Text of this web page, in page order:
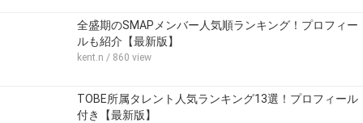
全盛期のSMAPメンバー人気順ランキング！プロフィー
ルも紹介【最新版】
kent.n / 860 view
TOBE所属タレント人気ランキング13選！プロフィール
付き【最新版】